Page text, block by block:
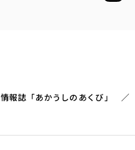
情報誌「あかうしのあくび」